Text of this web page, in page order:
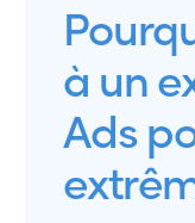
à un
Ads